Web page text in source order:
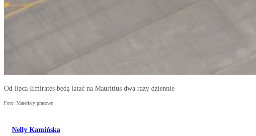
Od lipca Emirates będą latać na Mauritius dwa razy dziennie
Foto: Materiały prasowe
Nelly Kamińska